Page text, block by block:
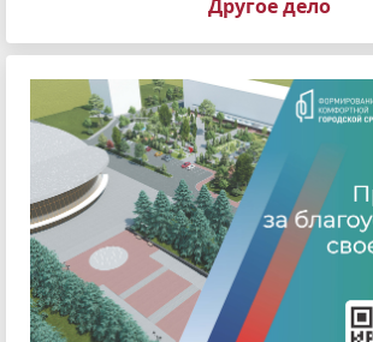
Другое дело